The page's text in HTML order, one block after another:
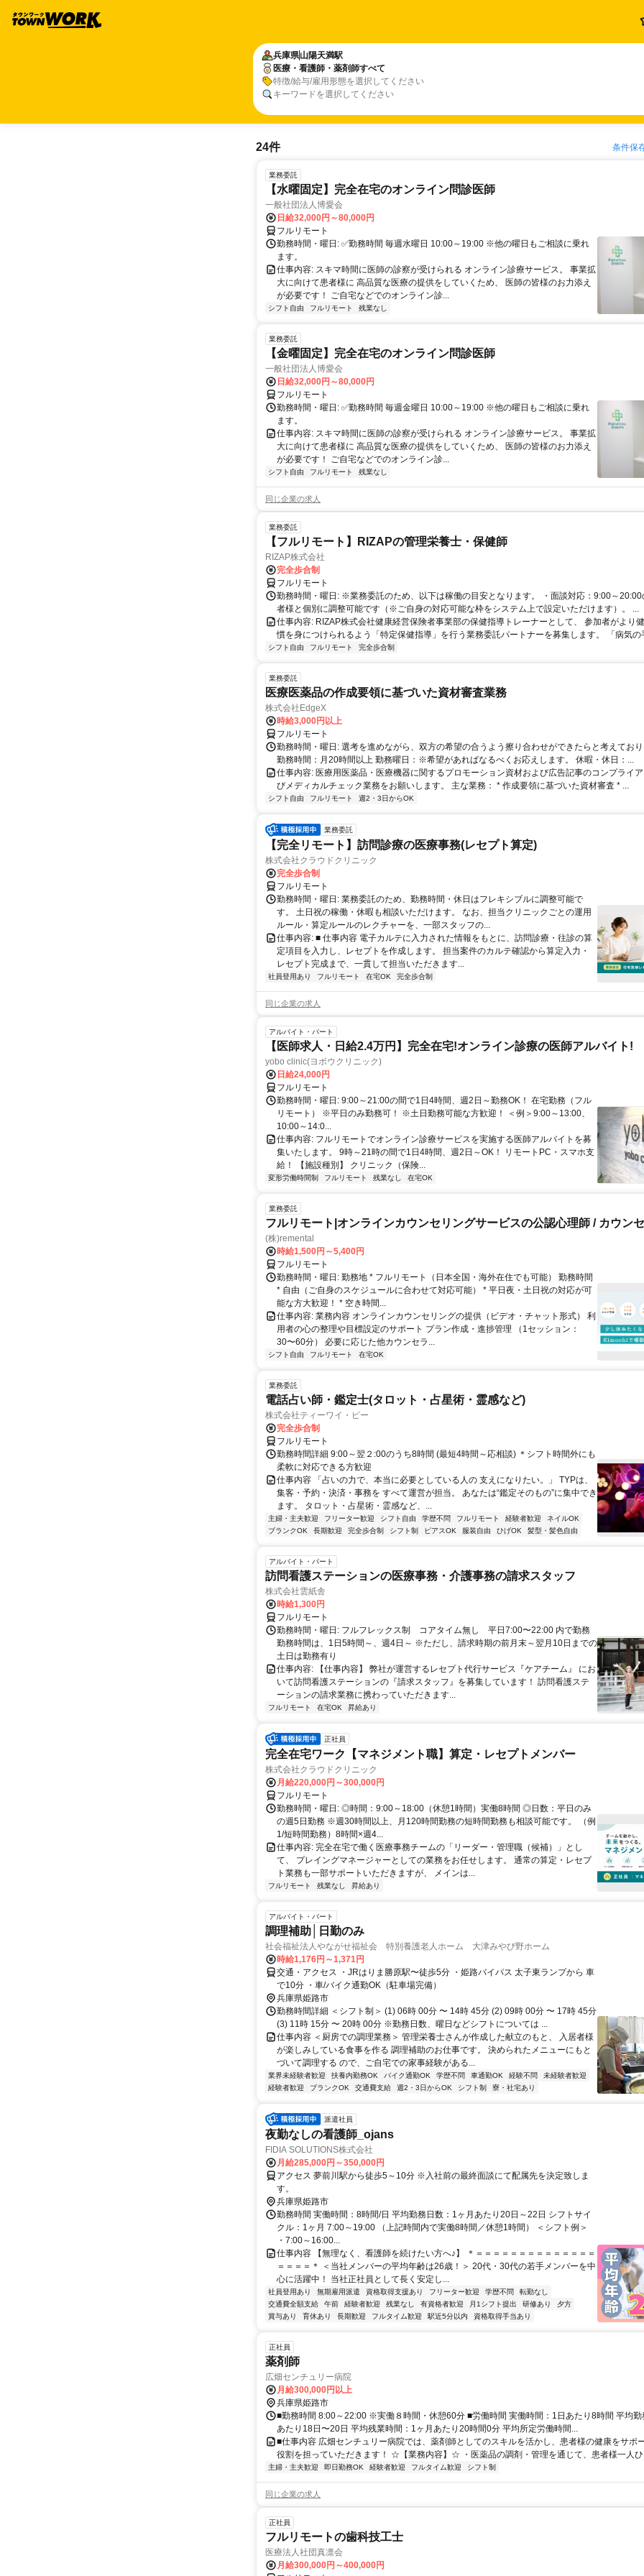
兵庫県山陽天満駅
医療・看護師・薬剤師すべて
特徴/給与/雇用形態を選択してください
キーワードを選択してください
24件 条件保
業務委託
【水曜固定】完全在宅のオンライン問診医師
一般社団法人博愛会
日給32,000円～80,000円
フルリモート
勤務時間・曜日: ✅勤務時間 毎週水曜日 10:00～19:00 ※他の曜日もご相談に乗れ
ます。
仕事内容: スキマ時間に医師の診察が受けられる オンライン診療サービス。 事業拡
大に向けて患者様に 高品質な医療の提供をしていくため、 医師の皆様のお力添え
が必要です！ ご自宅などでのオンライン診...
シフト自由 フルリモート 残業なし
業務委託
【金曜固定】完全在宅のオンライン問診医師
一般社団法人博愛会
日給32,000円～80,000円
フルリモート
勤務時間・曜日: ✅勤務時間 毎週金曜日 10:00～19:00 ※他の曜日もご相談に乗れ
ます。
仕事内容: スキマ時間に医師の診察が受けられる オンライン診療サービス。 事業拡
大に向けて患者様に 高品質な医療の提供をしていくため、 医師の皆様のお力添え
が必要です！ ご自宅などでのオンライン診...
シフト自由 フルリモート 残業なし
同じ企業の求人
業務委託
【フルリモート】RIZAPの管理栄養士・保健師
RIZAP株式会社
完全歩合制
フルリモート
勤務時間・曜日: ※業務委託のため、以下は稼働の目安となります。 ・面談対応：9:00～20:00
者様と個別に調整可能です（※ご自身の対応可能な枠をシステム上で設定いただけます）。 ...
仕事内容: RIZAP株式会社健康経営保険者事業部の保健指導トレーナーとして、 参加者がより
慣を身につけられるよう「特定保健指導」を行う業務委託パートナーを募集します。 「病気の
シフト自由 フルリモート 完全歩合制
業務委託
医療医薬品の作成要領に基づいた資材審査業務
株式会社EdgeX
時給3,000円以上
フルリモート
勤務時間・曜日: 選考を進めながら、双方の希望の合うよう擦り合わせができたらと考えてお
勤務時間：月20時間以上 勤務曜日：※希望があればなるべくお応えします。 休暇・休日：...
仕事内容: 医療用医薬品・医療機器に関するプロモーション資材および広告記事のコンプライ
びメディカルチェック業務をお願いします。 主な業務： * 作成要領に基づいた資材審査 * ...
シフト自由 フルリモート 週2・3日からOK
業務委託
【完全リモート】訪問診療の医療事務(レセプト算定)
株式会社クラウドクリニック
完全歩合制
フルリモート
勤務時間・曜日: 業務委託のため、勤務時間・休日はフレキシブルに調整可能で
す。 土日祝の稼働・休暇も相談いただけます。 なお、担当クリニックごとの運用
ルール・算定ルールのレクチャーを、一部スタッフの...
仕事内容: ■ 仕事内容 電子カルテに入力された情報をもとに、訪問診療・往診の算
定項目を入力し、レセプトを作成します。 担当案件のカルテ確認から算定入力・
レセプト完成まで、一貫して担当いただきます...
社員登用あり フルリモート 在宅OK 完全歩合制
同じ企業の求人
アルバイト・パート
【医師求人・日給2.4万円】完全在宅!オンライン診療の医師アルバイト!
yobo clinic(ヨボウクリニック)
日給24,000円
フルリモート
勤務時間・曜日: 9:00～21:00の間で1日4時間、週2日～勤務OK！ 在宅勤務（フル
リモート） ※平日のみ勤務可！ ※土日勤務可能な方歓迎！ ＜例＞9:00～13:00、
10:00～14:0...
仕事内容: フルリモートでオンライン診療サービスを実施する医師アルバイトを募
集いたします。 9時～21時の間で1日4時間、週2日～OK！ リモートPC・スマホ支
給！ 【施設種別】 クリニック（保険...
変形労働時間制 フルリモート 残業なし 在宅OK
業務委託
フルリモート|オンラインカウンセリングサービスの公認心理師 / カウン
(株)remental
時給1,500円～5,400円
フルリモート
勤務時間・曜日: 勤務地 * フルリモート（日本全国・海外在住でも可能） 勤務時間
* 自由（ご自身のスケジュールに合わせて対応可能） * 平日夜・土日祝の対応が可
能な方大歓迎！ * 空き時間...
仕事内容: 業務内容 オンラインカウンセリングの提供（ビデオ・チャット形式） 利
用者の心の整理や目標設定のサポート プラン作成・進捗管理 （1セッション：
30〜60分） 必要に応じた他カウンセラ...
シフト自由 フルリモート 在宅OK
業務委託
電話占い師・鑑定士(タロット・占星術・霊感など)
株式会社ティーワイ・ピー
完全歩合制
フルリモート
勤務時間詳細 9:00～翌２:00のうち8時間 (最短4時間～応相談) ＊シフト時間外にも
柔軟に対応できる方歓迎
仕事内容 「占いの力で、本当に必要としている人の 支えになりたい。」 TYPは、
集客・予約・決済・事務を すべて運営が担当。 あなたは“鑑定そのもの”に集中でき
ます。 タロット・占星術・霊感など、...
主婦・主夫歓迎 フリーター歓迎 シフト自由 学歴不問 フルリモート 経験者歓迎
ネイルOK
ブランクOK
長期歓迎 完全歩合制 シフト制 ピアスOK 服装自由 ひげOK 髪型・髪色自由
アルバイト・パート
訪問看護ステーションの医療事務・介護事務の請求スタッフ
株式会社雲紙舎
時給1,300円
フルリモート
勤務時間・曜日: フルフレックス制 コアタイム無し 平日7:00〜22:00 内で勤務
勤務時間は、1日5時間～、週4日～ ※ただし、請求時期の前月末～翌月10日までの
土日は勤務有り
仕事内容: 【仕事内容】 弊社が運営するレセプト代行サービス『ケアチーム』 にお
いて訪問看護ステーションの『請求スタッフ』を募集しています！ 訪問看護ステ
ーションの請求業務に携わっていただきます...
フルリモート 在宅OK 昇給あり
正社員
完全在宅ワーク【マネジメント職】算定・レセプトメンバー
株式会社クラウドクリニック
月給220,000円～300,000円
フルリモート
勤務時間・曜日: ◎時間：9:00～18:00（休憩1時間）実働8時間 ◎日数：平日のみ
の週5日勤務 ※週30時間以上、月120時間勤務の短時間勤務も相談可能です。 （例
1/短時間勤務）8時間×週4...
仕事内容: 完全在宅で働く医療事務チームの「リーダー・管理職（候補）」とし
て、 プレイングマネージャーとしての業務をお任せします。 通常の算定・レセプ
ト業務も一部サポートいただきますが、 メインは...
フルリモート 残業なし 昇給あり
アルバイト・パート
調理補助│日勤のみ
社会福祉法人やながせ福祉会 特別養護老人ホーム 大津みやび野ホーム
時給1,176円～1,371円
交通・アクセス ・JRはりま勝原駅〜徒歩5分 ・姫路バイパス 太子東ランプから 車
で10分 ・車/バイク通勤OK（駐車場完備）
兵庫県姫路市
勤務時間詳細 ＜シフト制＞ (1) 06時 00分 〜 14時 45分 (2) 09時 00分 〜 17時 45分
(3) 11時 15分 〜 20時 00分 ※勤務日数、曜日などシフトについては ...
仕事内容 ＜厨房での調理業務＞ 管理栄養士さんが作成した献立のもと、 入居者様
が楽しみしている食事を作る 調理補助のお仕事です。 決められたメニューにもと
づいて調理する ので、ご自宅での家事経験がある...
業界未経験者歓迎 扶養内勤務OK バイク通勤OK 学歴不問 車通勤OK 経験不問
未経験者歓迎
経験者歓迎
ブランクOK 交通費支給 週2・3日からOK シフト制 寮・社宅あり
派遣社員
夜勤なしの看護師_ojans
FIDIA SOLUTIONS株式会社
月給285,000円～350,000円
アクセス 夢前川駅から徒歩5～10分 ※入社前の最終面談にて配属先を決定致しま
す。
兵庫県姫路市
勤務時間 実働時間：8時間/日 平均勤務日数：1ヶ月あたり20日～22日 シフトサイ
クル：1ヶ月 7:00～19:00 （上記時間内で実働8時間／休憩1時間） ＜シフト例＞
・7:00～16:00...
仕事内容 【無理なく、看護師を続けたい方へ♪】 ＊＝＝＝＝＝＝＝＝＝＝＝＝＝＝
＝＝＝＝＊ ＜当社メンバーの平均年齢は26歳！＞ 20代・30代の若手メンバーを中
心に活躍中！ 当社正社員として長く安定し...
社員登用あり 無期雇用派遣 資格取得支援あり フリーター歓迎 学歴不問
転勤なし
交通費全額支給
午前 経験者歓迎 残業なし 有資格者歓迎 月1シフト提出 研修あり
夕方
賞与あり
育休あり 長期歓迎 フルタイム歓迎 駅近5分以内 資格取得手当あり
正社員
薬剤師
広畑センチュリー病院
月給300,000円以上
兵庫県姫路市
■勤務時間 8:00～22:00 ※実働８時間・休憩60分 ■労働時間 実働時間：1日あたり8時間 平均
あたり18日〜20日 平均残業時間：1ヶ月あたり20時間0分 平均所定労働時間...
■仕事内容 広畑センチュリー病院では、薬剤師としてのスキルを活かし、患者様の健康をサポ
役割を担っていただきます！ ☆【業務内容】☆ ・医薬品の調剤・管理を通じて、患者様一人
主婦・主夫歓迎 即日勤務OK 経験者歓迎 フルタイム歓迎 シフト制
同じ企業の求人
正社員
フルリモートの歯科技工士
医療法人社団真凛会
月給300,000円～400,000円